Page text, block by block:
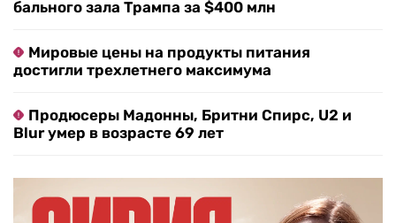
бального зала Трампа за $400 млн
Мировые цены на продукты питания
достигли трехлетнего максимума
Продюсеры Мадонны, Бритни Спирс, U2 и
Blur умер в возрасте 69 лет